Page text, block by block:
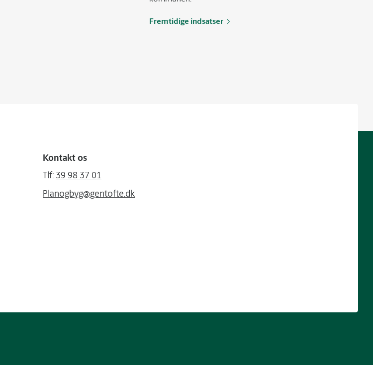
Fremtidige indsatser
Kontakt os
Tlf: 39 98 37 01
Planogbyg@gentofte.dk